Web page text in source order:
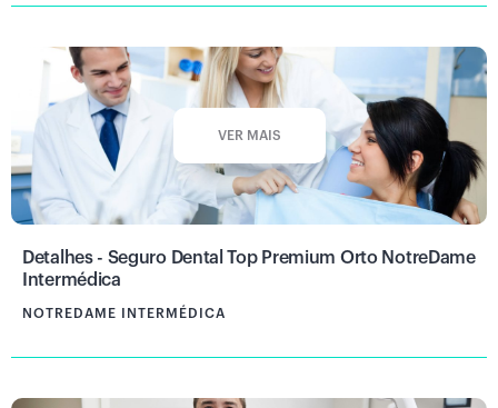
VER MAIS
Detalhes - Seguro Dental Top Premium Orto NotreDame
Intermédica
NOTREDAME INTERMÉDICA